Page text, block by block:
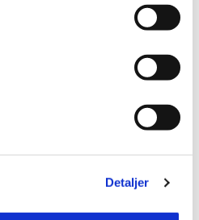
Detaljer
Soboczynski og Eskil
tildelt gule kort. Ola
og Magnus Qvigstad
og ble begge avgjørende